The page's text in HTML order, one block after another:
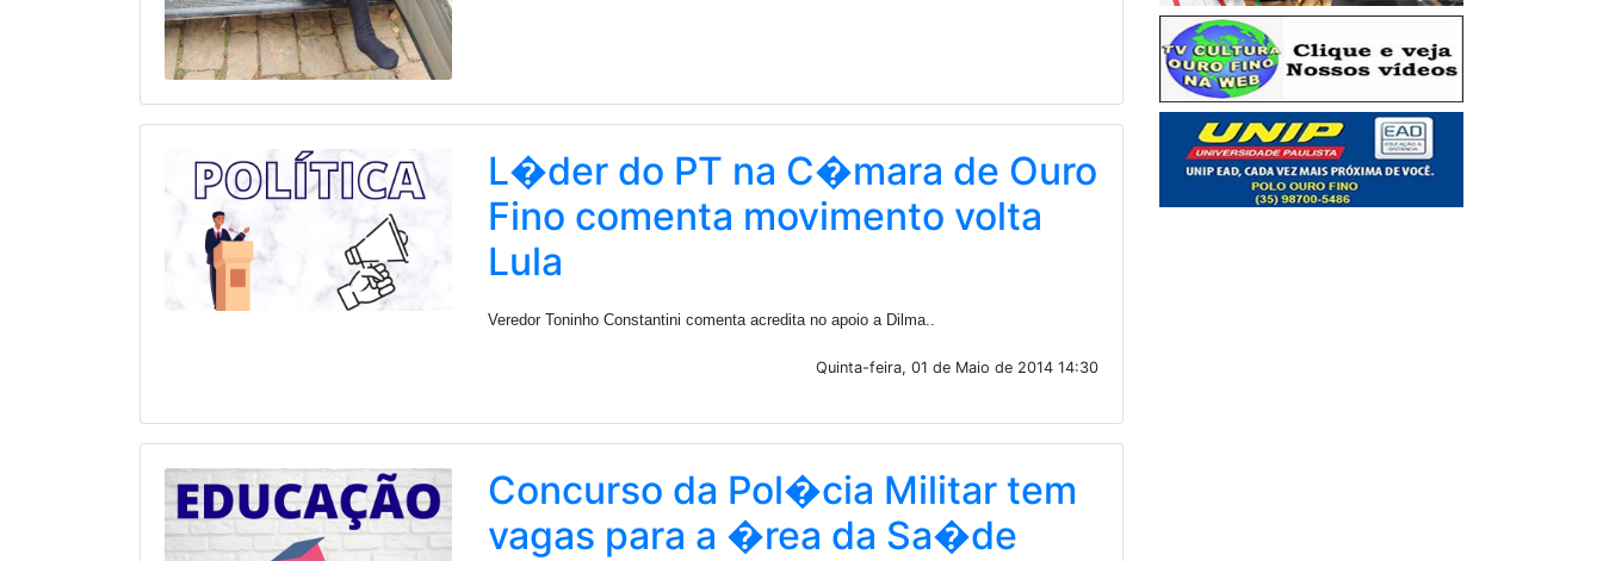
L�der do PT na C�mara de Ouro
Fino comenta movimento volta
Lula
Veredor Toninho Constantini comenta acredita no apoio a Dilma..
Quinta-feira, 01 de Maio de 2014 14:30
Concurso da Pol�cia Militar tem
vagas para a �rea da Sa�de